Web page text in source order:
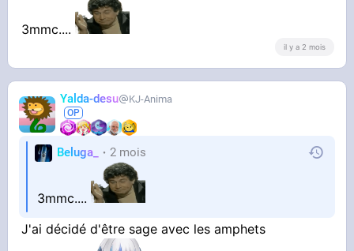
Je prévois de faire un jeûne hydrique d'environ
10 jours pour accélérer le processus et pouvoir
reprendre du poids rapidement, mais vous avez
d'autres techniques qui marcheraient encore
mieux ?
3mmc....
il y a 2 mois
Yalda-desu KJ-Anima
Beluga_ 2 mois
3mmc....
J'ai décidé d'être sage avec les amphets